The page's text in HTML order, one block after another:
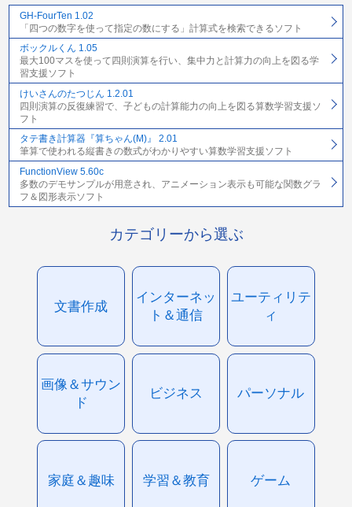
GH-FourTen 1.02
「四つの数字を使って指定の数にする」計算式を検索できるソフト
ボックルくん 1.05
最大100マスを使って四則演算を行い、集中力と計算力の向上を図る学
習支援ソフト
けいさんのたつじん 1.2.01
四則演算の反復練習で、子どもの計算能力の向上を図る算数学習支援ソ
フト
タテ書き計算器『算ちゃん(M)』 2.01
筆算で使われる縦書きの数式がわかりやすい算数学習支援ソフト
FunctionView 5.60c
多数のデモサンプルが用意され、アニメーション表示も可能な関数グラ
フ＆図形表示ソフト
カテゴリーから選ぶ
文書作成
インターネッ
ト＆通信
ユーティリテ
ィ
画像＆サウン
ド
ビジネス パーソナル
家庭＆趣味 学習＆教育 ゲーム